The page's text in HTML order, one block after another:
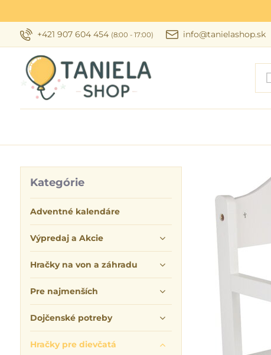
+421 907 604 454 (8:00 - 17:00) info@tanielashop.sk
Kategórie
Adventné kalendáre
Výpredaj a Akcie
Hračky na von a záhradu
Pre najmenších
Dojčenské potreby
Hračky pre dievčatá